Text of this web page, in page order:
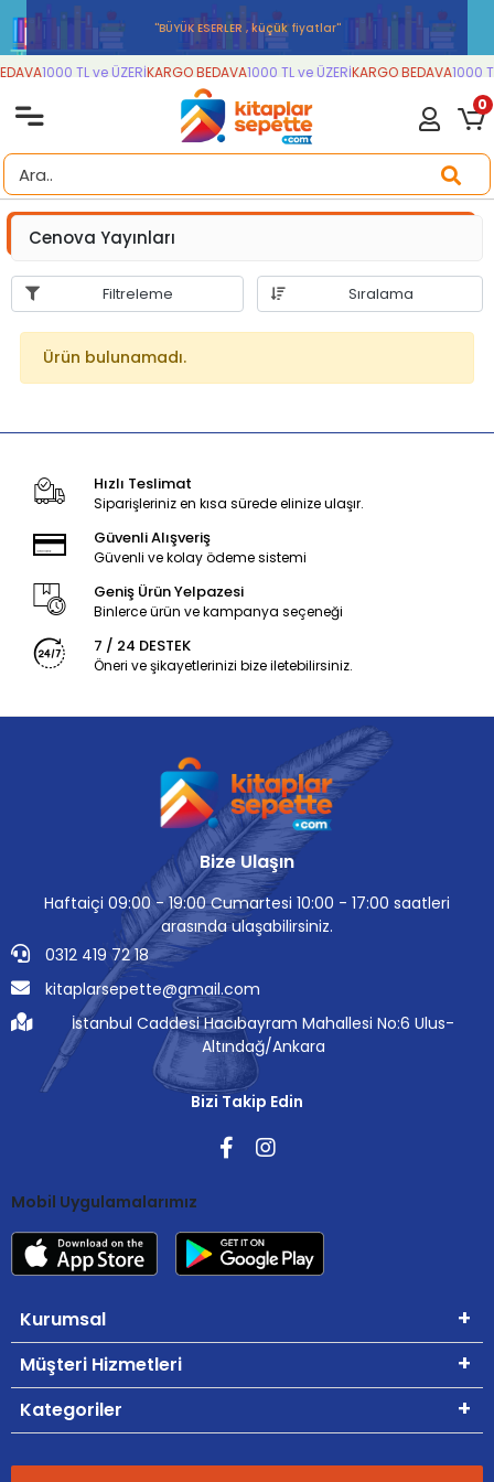
''BÜYÜK ESERLER , küçük fiyatlar''
1000 TL ve ÜZERİKARGO BEDAVA1000 TL ve ÜZERİKARGO BEDAVA1000
0
Cenova Yayınları
Filtreleme Sıralama
Ürün bulunamadı.
Hızlı Teslimat
Siparişleriniz en kısa sürede elinize ulaşır.
Güvenli Alışveriş
Güvenli ve kolay ödeme sistemi
Geniş Ürün Yelpazesi
Binlerce ürün ve kampanya seçeneği
7 / 24 DESTEK
Öneri ve şikayetlerinizi bize iletebilirsiniz.
Bize Ulaşın
Haftaiçi 09:00 - 19:00 Cumartesi 10:00 - 17:00 saatleri
arasında ulaşabilirsiniz.
0312 419 72 18
kitaplarsepette@gmail.com
İstanbul Caddesi Hacıbayram Mahallesi No:6 Ulus-
Altındağ/Ankara
Bizi Takip Edin
Mobil Uygulamalarımız
Kurumsal
Müşteri Hizmetleri
Kategoriler